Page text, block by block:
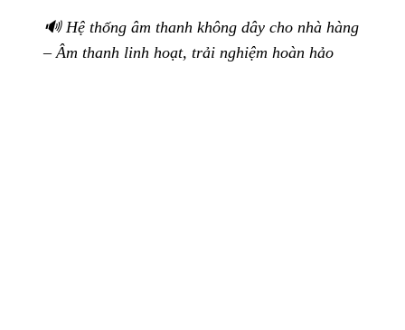
🔊 Hệ thống âm thanh không dây cho nhà hàng
– Âm thanh linh hoạt, trải nghiệm hoàn hảo